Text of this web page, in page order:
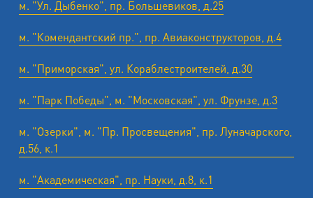
м. "Ул. Дыбенко", пр. Большевиков, д.25
м. "Комендантский пр.", пр. Авиаконструкторов, д.4
м. "Приморская", ул. Кораблестроителей, д.30
м. "Парк Победы", м. "Московская", ул. Фрунзе, д.3
м. "Озерки", м. "Пр. Просвещения", пр. Луначарского,
д.56, к.1
м. "Академическая", пр. Науки, д.8, к.1